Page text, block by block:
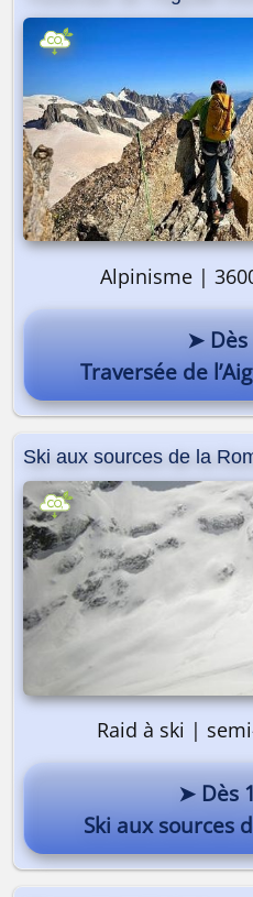
Alpinisme |
➤ Dès
Traversée de
Ski aux sources de la
Raid à ski |
➤ Dès
Ski aux sources